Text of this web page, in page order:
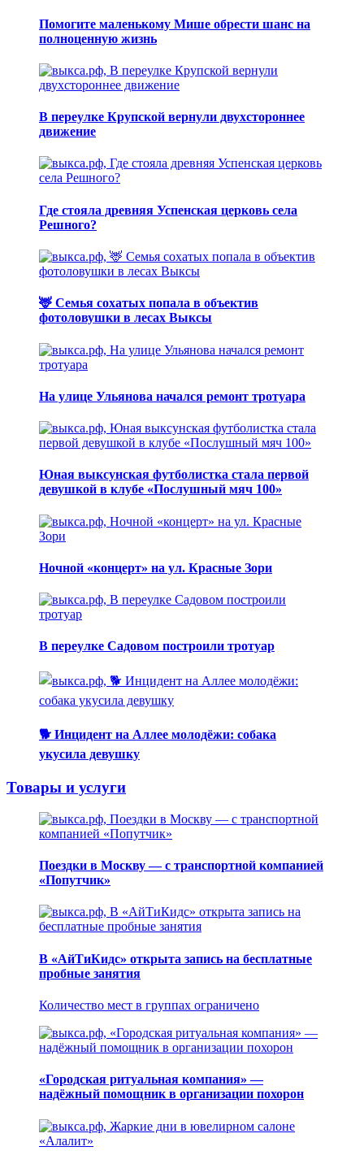
Помогите маленькому Мише обрести шанс на
полноценную жизнь
В переулке Крупской вернули двухстороннее
движение
Где стояла древняя Успенская церковь села
Решного?
🦌 Семья сохатых попала в объектив
фотоловушки в лесах Выксы
На улице Ульянова начался ремонт тротуара
Юная выксунская футболистка стала первой
девушкой в клубе «Послушный мяч 100»
Ночной «концерт» на ул. Красные Зори
В переулке Садовом построили тротуар
🐕 Инцидент на Аллее молодёжи: собака
укусила девушку
Товары и услуги
Поездки в Москву — с транспортной компанией
«Попутчик»
В «АйТиКидс» открыта запись на бесплатные
пробные занятия
Количество мест в группах ограничено
«Городская ритуальная компания» —
надёжный помощник в организации похорон